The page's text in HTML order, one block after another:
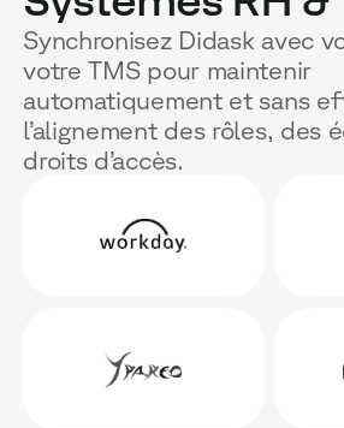
Synchronisez Didask avec
votre TMS pour maintenir
automatiquement et sans
l’alignement des rôles, des
droits d’accès.